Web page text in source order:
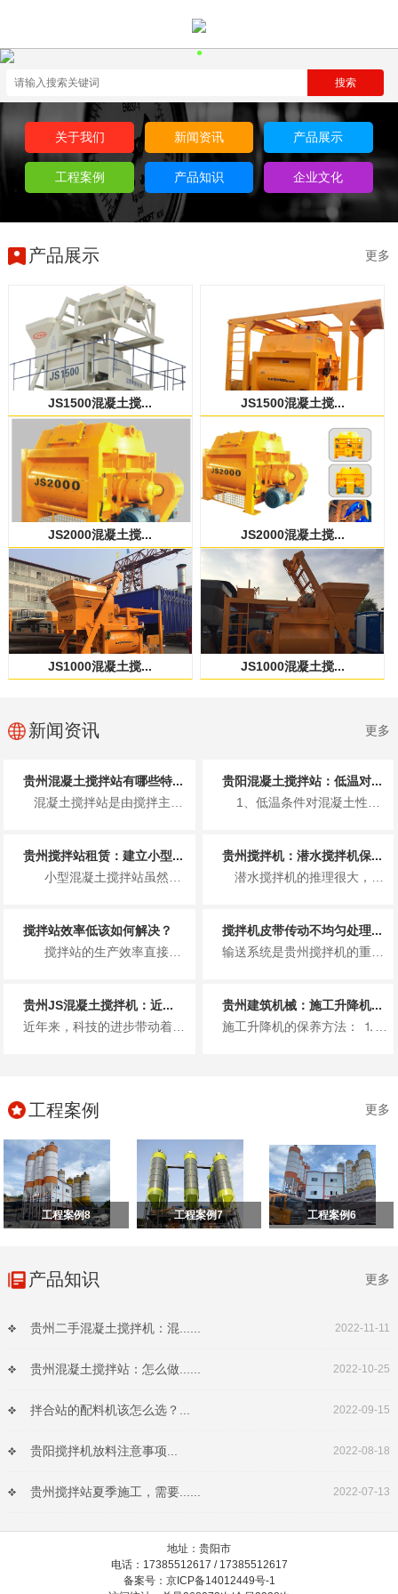
关于我们 新闻资讯 产品展示
工程案例 产品知识 企业文化
产品展示 更多
JS1500混凝土搅... JS1500混凝土搅...
JS2000混凝土搅... JS2000混凝土搅...
JS1000混凝土搅... JS1000混凝土搅...
新闻资讯 更多
贵州混凝土搅拌站有哪些特...
混凝土搅拌站是由搅拌主机、物料称量系统、物料输送系统、物料贮存系统、控制系统五大组成系统和其他...
贵阳混凝土搅拌站：低温对...
1、低温条件对混凝土性能的影响 （1）低温条件对混凝土早期...
贵州搅拌站租赁：建立小型...
小型混凝土搅拌站虽然占地面积不大，生产效率也不是十分高，但是在建立小型混凝土搅...
贵州搅拌机：潜水搅拌机保...
潜水搅拌机的推理很大，使用寿命也长，从而主要被用于污水处理厂这一方面，但是质量再好的搅拌机也需要做好定期的维修保养工作...
搅拌站效率低该如何解决？
搅拌站的生产效率直接决定了单位时间内，混凝土的生产量。同样的时间内，生产的混凝...
搅拌机皮带传动不均匀处理...
输送系统是贵州搅拌机的重要组成部分。如果传送带输送的骨料不均匀，则称骨料体积积聚在传送带上，导致传送带松动或传送带上的聚...
贵州JS混凝土搅拌机：近...
近年来，科技的进步带动着国内的混凝土搅拌机行业的突飞猛进的发展，在改政策之前，我国建设工地的混凝土大都是现场搅拌，使用的...
贵州建筑机械：施工升降机...
施工升降机的保养方法： ⒈每月保养 升降台保养时人员进入升降台内部工作，须吊住升降机防止升降台突然下降而导致人员伤亡...
工程案例 更多
工程案例8 工程案例7 工程案例6
产品知识 更多
贵州二手混凝土搅拌机：混...... 2022-11-11
贵州混凝土搅拌站：怎么做...... 2022-10-25
拌合站的配料机该怎么选？... 2022-09-15
贵阳搅拌机放料注意事项... 2022-08-18
贵州搅拌站夏季施工，需要...... 2022-07-13
地址：贵阳市
电话：17385512617 / 17385512617
备案号：京ICP备14012449号-1